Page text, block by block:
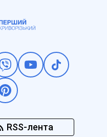
RSS-лента